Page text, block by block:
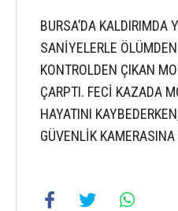
BURSA’DA KALDIRIMDA
SANİYELERLE
KONTROLDEN ÇIKAN
ÇARPTI. FECİ KAZADA
HAYATINI
GÜVENLİK